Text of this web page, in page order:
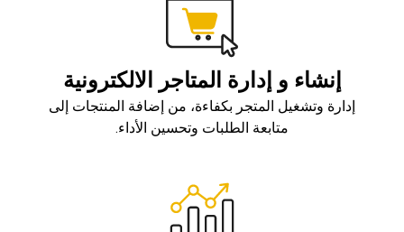
إنشاء و إدارة المتاجر الالكترونية
إدارة وتشغيل المتجر بكفاءة، من إضافة المنتجات إلى
متابعة الطلبات وتحسين الأداء.